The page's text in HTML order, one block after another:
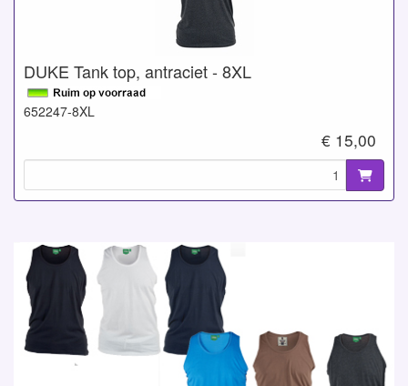
DUKE Tank top, antraciet - 8XL
652247-8XL
€ 15,00